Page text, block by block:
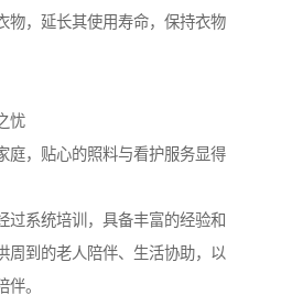
物，延长其使用寿命，保持衣物
忧
庭，贴心的照料与看护服务显得
过系统培训，具备丰富的经验和
周到的老人陪伴、生活协助，以
。